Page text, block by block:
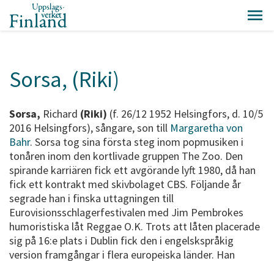
Sorsa, (Riki)
Sorsa, Richard (Riki) (f. 26/12 1952 Helsingfors, d. 10/5
2016 Helsingfors), sångare, son till Margaretha von
Bahr. Sorsa tog sina första steg inom popmusiken i
tonåren inom den kortlivade gruppen The Zoo. Den
spirande karriären fick ett avgörande lyft 1980, då han
fick ett kontrakt med skivbolaget CBS. Följande år
segrade han i finska uttagningen till
Eurovisionsschlagerfestivalen med Jim Pembrokes
humoristiska låt Reggae O.K. Trots att låten placerade
sig på 16:e plats i Dublin fick den i engelskspråkig
version framgångar i flera europeiska länder. Han